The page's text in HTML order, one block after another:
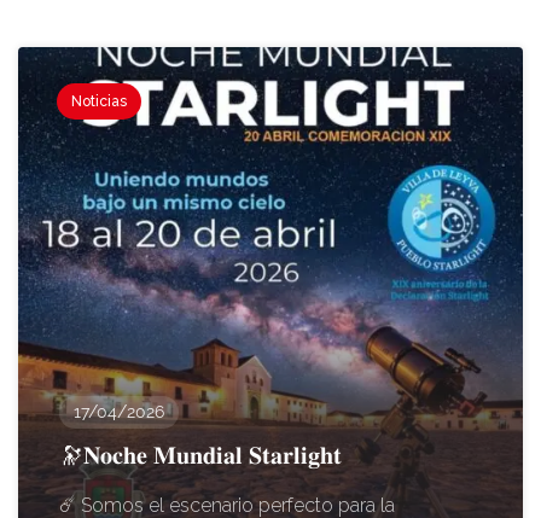
Noticias
17/04/2026
🔭𝐍𝐨𝐜𝐡𝐞 𝐌𝐮𝐧𝐝𝐢𝐚𝐥 𝐒𝐭𝐚𝐫𝐥𝐢𝐠𝐡𝐭
☄️ Somos el escenario perfecto para la